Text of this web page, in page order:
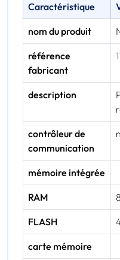
Caractéristique
nom du produit
référence
fabricant
description
contrôleur de
communication
mémoire intégrée
RAM
FLASH
carte mémoire